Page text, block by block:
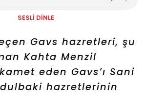
SESLİ DİNLE
Gavs hazretleri, şu
Kahta Menzil
eden Gavs’ı Sani
hazretlerinin